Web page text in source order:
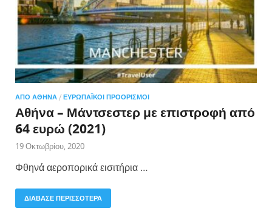
ΑΠΌ ΑΘΉΝΑ / ΕΥΡΩΠΑΪΚΟΊ ΠΡΟΟΡΙΣΜΟΊ
Αθήνα – Μάντσεστερ με επιστροφή από
64 ευρώ (2021)
19 Οκτωβρίου, 2020
Φθηνά αεροπορικά εισιτήρια …
ΔΙΑΒΑΣΕ ΠΕΡΙΣΣΟΤΕΡΑ